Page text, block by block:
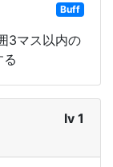
Buff
3マス以内の
lv 1